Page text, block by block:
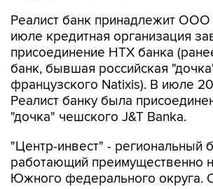
Реалист банк принадлежит
июле кредитная организация
присоединение НТХ банка
банк, бывшая российская
французского Natixis). В июле
Реалист банку была
"дочка" чешского J&T Banka.
"Центр-инвест" - региональный
работающий преимущественно
Южного федерального округа.